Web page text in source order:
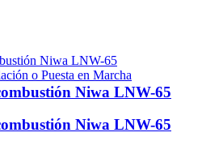
Niwa LNW-65
Niwa LNW-65